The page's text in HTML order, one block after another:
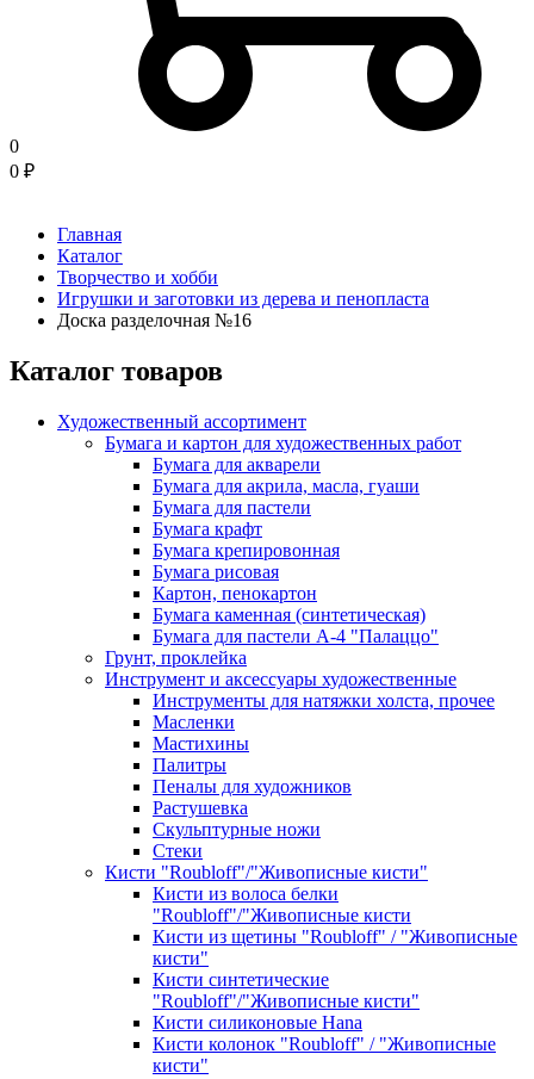
0
0 ₽
Главная
Каталог
Творчество и хобби
Игрушки и заготовки из дерева и пенопласта
Доска разделочная №16
Каталог товаров
Художественный ассортимент
Бумага и картон для художественных работ
Бумага для акварели
Бумага для акрила, масла, гуаши
Бумага для пастели
Бумага крафт
Бумага крепировонная
Бумага рисовая
Картон, пенокартон
Бумага каменная (синтетическая)
Бумага для пастели А-4 "Палаццо"
Грунт, проклейка
Инструмент и аксессуары художественные
Инструменты для натяжки холста, прочее
Масленки
Мастихины
Палитры
Пеналы для художников
Растушевка
Скульптурные ножи
Стеки
Кисти "Roubloff"/"Живописные кисти"
Кисти из волоса белки
"Roubloff"/"Живописные кисти
Кисти из щетины "Roubloff" / "Живописные
кисти"
Кисти синтетические
"Roubloff"/"Живописные кисти"
Кисти силиконовые Hana
Кисти колонок "Roubloff" / "Живописные
кисти"